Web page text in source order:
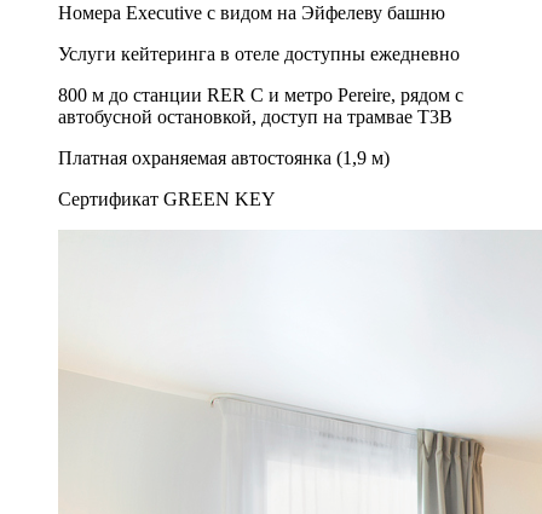
Номера Executive с видом на Эйфелеву башню
Услуги кейтеринга в отеле доступны ежедневно
800 м до станции RER C и метро Pereire, рядом с
автобусной остановкой, доступ на трамвае T3B
Платная охраняемая автостоянка (1,9 м)
Сертификат GREEN KEY